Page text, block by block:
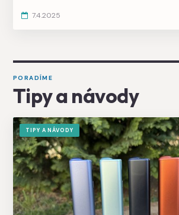
7.4.2025
PORADÍME
Tipy a návody
TIPY A NÁVODY